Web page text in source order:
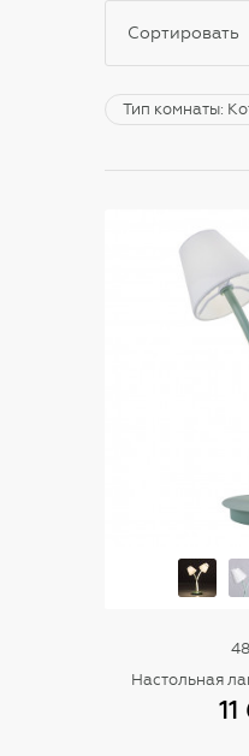
Сортировать
Тип комнаты:
Настольная